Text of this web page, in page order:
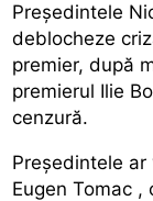
Președintele
deblocheze
premier, după
premierul Ilie
cenzură.
Președintele
Eugen Tomac ,